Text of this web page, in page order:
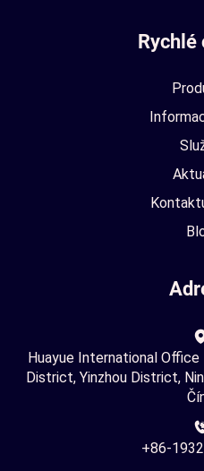
Rychlé
Huayue International Office
District, Yinzhou District,
+86-